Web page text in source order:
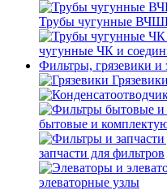
Трубы чугунные
чугунные ЧК и
Фильтры, грязевики и
Грязевики
бытовые и
запчасти для фильтров
элеваторные узлы